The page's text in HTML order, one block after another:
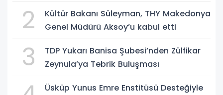
2
Kültür Bakanı Süleyman, THY Makedonya
Genel Müdürü Aksoy’u kabul etti
3
TDP Yukarı Banisa Şubesi’nden Zülfikar
Zeynula’ya Tebrik Buluşması
Üsküp Yunus Emre Enstitüsü Desteğiyle